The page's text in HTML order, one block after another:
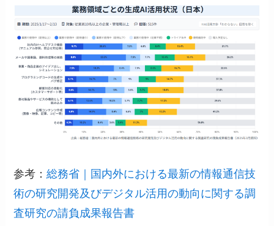
参考：総務省｜国内外における最新の情報通信技
術の研究開発及びデジタル活用の動向に関する調
査研究の請負成果報告書